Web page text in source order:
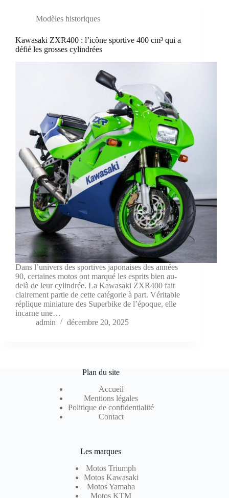
Modèles historiques
Kawasaki ZXR400 : l’icône sportive 400 cm³ qui a
défié les grosses cylindrées
Dans l’univers des sportives japonaises des années
90, certaines motos ont marqué les esprits bien au-
delà de leur cylindrée. La Kawasaki ZXR400 fait
clairement partie de cette catégorie à part. Véritable
réplique miniature des Superbike de l’époque, elle
incarne une…
admin
décembre 20, 2025
Plan du site
Accueil
Mentions légales
Politique de confidentialité
Contact
Les marques
Motos Triumph
Motos Kawasaki
Motos Yamaha
Motos KTM